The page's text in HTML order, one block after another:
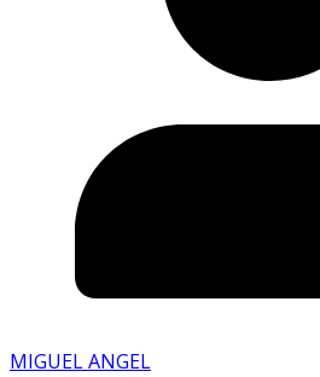
MIGUEL ANGEL